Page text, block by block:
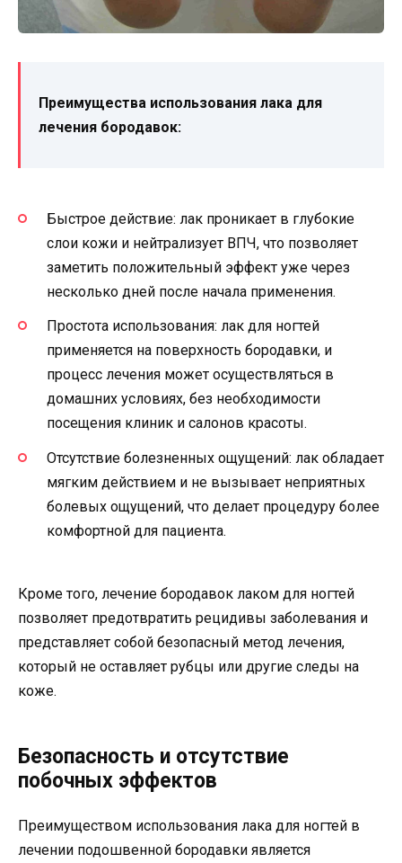
Преимущества использования лака для
лечения бородавок:
Быстрое действие: лак проникает в глубокие
слои кожи и нейтрализует ВПЧ, что позволяет
заметить положительный эффект уже через
несколько дней после начала применения.
Простота использования: лак для ногтей
применяется на поверхность бородавки, и
процесс лечения может осуществляться в
домашних условиях, без необходимости
посещения клиник и салонов красоты.
Отсутствие болезненных ощущений: лак обладает
мягким действием и не вызывает неприятных
болевых ощущений, что делает процедуру более
комфортной для пациента.
Кроме того, лечение бородавок лаком для ногтей
позволяет предотвратить рецидивы заболевания и
представляет собой безопасный метод лечения,
который не оставляет рубцы или другие следы на
коже.
Безопасность и отсутствие
побочных эффектов
Преимуществом использования лака для ногтей в
лечении подошвенной бородавки является